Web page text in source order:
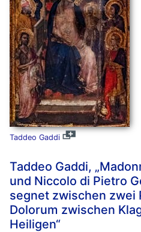
Taddeo Gaddi
Taddeo Gaddi,
und Niccolo di Pietro
segnet zwischen zwei
Dolorum zwischen
Heiligen“